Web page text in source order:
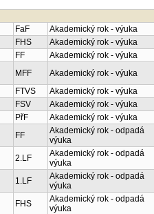
FaF
Akademický rok - výuka
FHS
Akademický rok - výuka
FF
Akademický rok - výuka
MFF
Akademický rok - výuka
FTVS
Akademický rok - výuka
FSV
Akademický rok - výuka
PřF
Akademický rok - výuka
FF
Akademický rok - odpadá
výuka
2.LF
Akademický rok - odpadá
výuka
1.LF
Akademický rok - odpadá
výuka
FHS
Akademický rok - odpadá
výuka